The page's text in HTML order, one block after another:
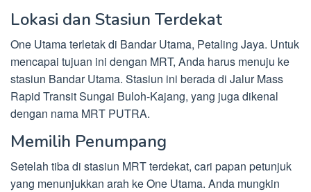
Lokasi dan Stasiun Terdekat
One Utama terletak di Bandar Utama, Petaling Jaya. Untuk
mencapai tujuan ini dengan MRT, Anda harus menuju ke
stasiun Bandar Utama. Stasiun ini berada di Jalur Mass
Rapid Transit Sungai Buloh-Kajang, yang juga dikenal
dengan nama MRT PUTRA.
Memilih Penumpang
Setelah tiba di stasiun MRT terdekat, cari papan petunjuk
yang menunjukkan arah ke One Utama. Anda mungkin